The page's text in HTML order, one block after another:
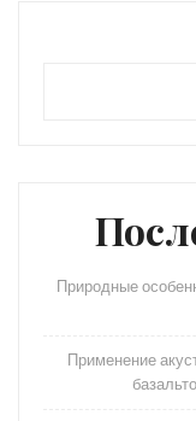
Природные
Применение